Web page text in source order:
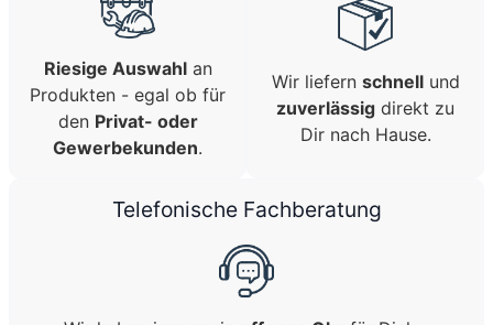
Riesige Auswahlan
Produkten - egal ob für
den Privat- oder
Gewerbekunden.
Wir liefern schnellund
zuverlässig direkt zu
Dir nach Hause.
Telefonische Fachberatung